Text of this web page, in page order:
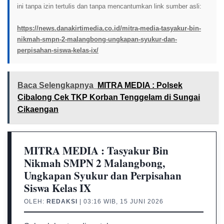
ini tanpa izin tertulis dan tanpa mencantumkan link sumber asli:
https://news.danakirtimedia.co.id/mitra-media-tasyakur-bin-
nikmah-smpn-2-malangbong-ungkapan-syukur-dan-
perpisahan-siswa-kelas-ix/
Baca Selengkapnya
MITRA MEDIA : Polsek
Cibalong Cek TKP Korban Tenggelam di Sungai
Cikaengan
MITRA MEDIA : Tasyakur Bin
Nikmah SMPN 2 Malangbong,
Ungkapan Syukur dan Perpisahan
Siswa Kelas IX
OLEH: REDAKSI | 03:16 WIB, 15 JUNI 2026